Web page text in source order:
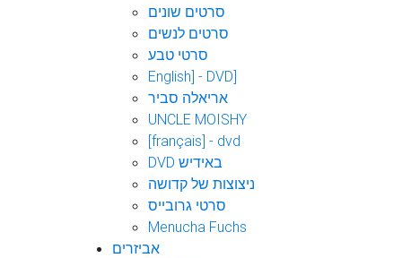
סרטים שונים
סרטים לנשים
סרטי טבע
English] - DVD]
אריאלה סביר
UNCLE MOISHY
[français] - dvd
DVD באידיש
ניצוצות של קדושה
סרטי גרובייס
Menucha Fuchs
אביזרים